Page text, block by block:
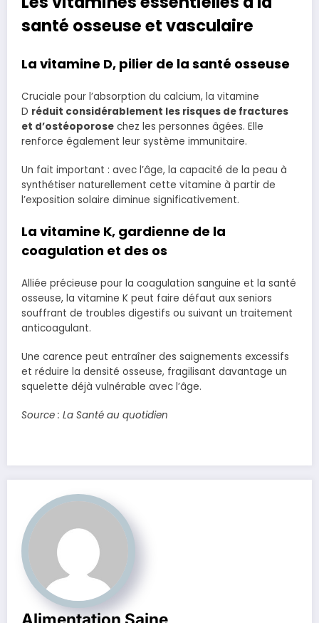
santé osseuse et vasculaire
La vitamine D, pilier de la santé osseuse
Cruciale pour l’absorption du calcium, la vitamine
D réduit considérablement les risques de fractures
et d’ostéoporose chez les personnes âgées. Elle
renforce également leur système immunitaire.
Un fait important : avec l’âge, la capacité de la peau à
synthétiser naturellement cette vitamine à partir de
l’exposition solaire diminue significativement.
La vitamine K, gardienne de la
coagulation et des os
Alliée précieuse pour la coagulation sanguine et la santé
osseuse, la vitamine K peut faire défaut aux seniors
souffrant de troubles digestifs ou suivant un traitement
anticoagulant.
Une carence peut entraîner des saignements excessifs
et réduire la densité osseuse, fragilisant davantage un
squelette déjà vulnérable avec l’âge.
Source : La Santé au quotidien
Alimentation Saine